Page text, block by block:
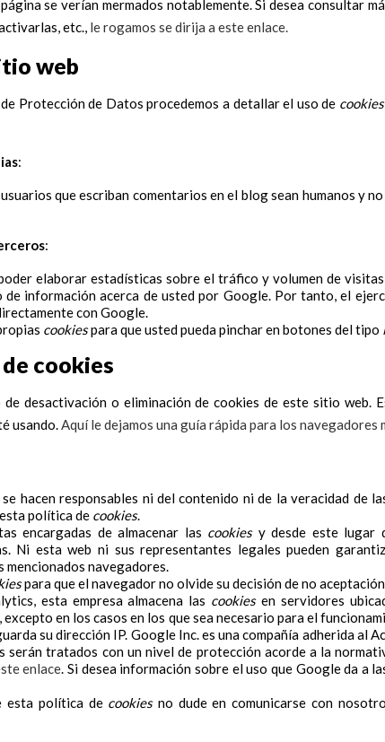
se verían mermados notablemente. Si desea consultar
etc., le rogamos se dirija a este enlace.
web
Protección de Datos procedemos a detallar el uso de cookies
:
que escriban comentarios en el blog sean humanos y
:
elaborar estadísticas sobre el tráfico y volumen de
información acerca de usted por Google. Por tanto, el
con Google.
cookiespara que usted pueda pinchar en botones del tipo
cookies
desactivación o eliminación de cookies de este sitio web.
usando.Aquí le dejamos una guía rápida para los navegadores
hacen responsables ni del contenido ni de la veracidad de
política de cookies.
encargadas de almacenar las cookiesy desde este lugar
Ni esta web ni sus representantes legales pueden
mencionados navegadores.
para que el navegador no olvide su decisión de no aceptación
esta empresa almacena las cookiesen servidores
en los casos en los que sea necesario para el
su dirección IP. Google Inc. es una compañía adherida al
tratados con un nivel de protección acorde a la
enlace. Si desea información sobre el uso que Google da a
esta política de cookiesno dude en comunicarse con